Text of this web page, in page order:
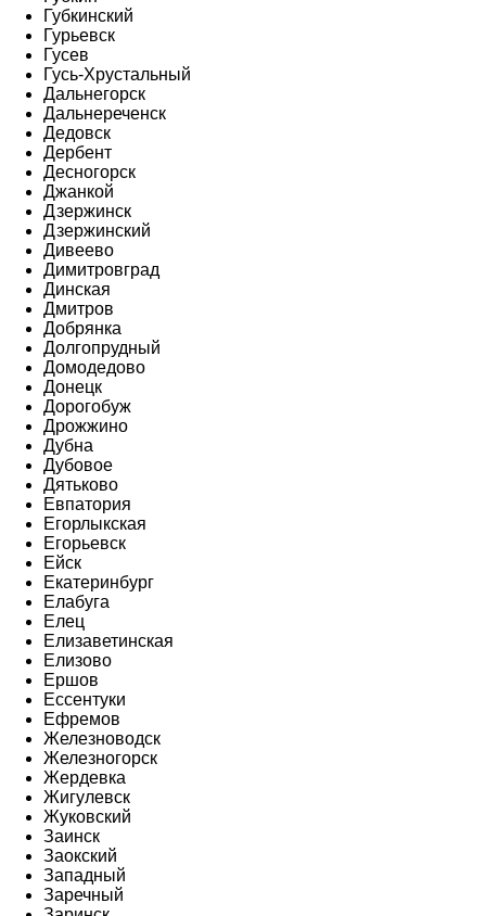
Губкинский
Гурьевск
Гусев
Гусь-Хрустальный
Дальнегорск
Дальнереченск
Дедовск
Дербент
Десногорск
Джанкой
Дзержинск
Дзержинский
Дивеево
Димитровград
Динская
Дмитров
Добрянка
Долгопрудный
Домодедово
Донецк
Дорогобуж
Дрожжино
Дубна
Дубовое
Дятьково
Евпатория
Егорлыкская
Егорьевск
Ейск
Екатеринбург
Елабуга
Елец
Елизаветинская
Елизово
Ершов
Ессентуки
Ефремов
Железноводск
Железногорск
Жердевка
Жигулевск
Жуковский
Заинск
Заокский
Западный
Заречный